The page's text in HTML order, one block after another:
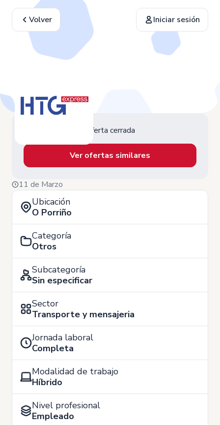
Volver Iniciar sesión
Oferta cerrada
Ver ofertas similares
11 de Marzo
Ubicación
O Porriño
Categoría
Otros
Subcategoría
Sin especificar
Sector
Transporte y mensajeria
Jornada laboral
Completa
Modalidad de trabajo
Híbrido
Nivel profesional
Empleado